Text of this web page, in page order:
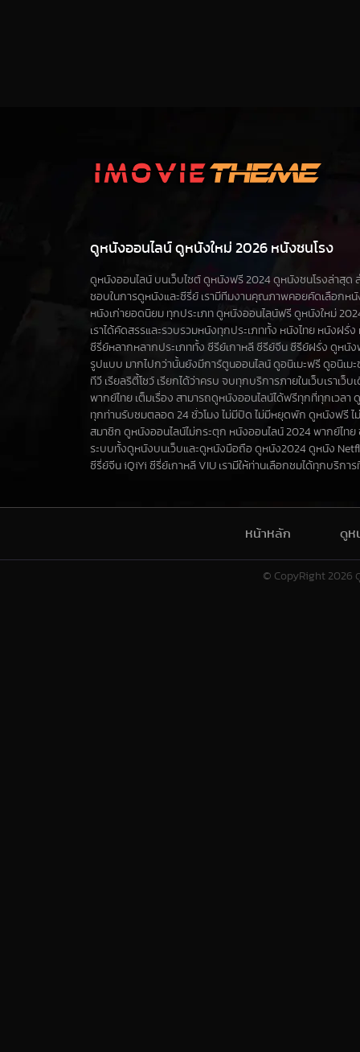
ดูหนังออนไลน์ ดูหนังใหม่ 2026 หนังชนโรง
ดูหนังออนไลน์ บนเว็บไซต์ ดูหนังฟรี 2024 ดูหนังชนโรงล่าสุด
ชอบในการดูหนังและซีรี่ย์ เรามีทีมงานคุณภาพคอยคัดเลือกหนั
หนังเก่ายอดนิยม ทุกประเภท ดูหนังออนไลน์ฟรี ดูหนังใหม่
เราได้คัดสรรและรวบรวมหนังทุกประเภททั้ง หนังไทย หนังฝรั่ง
ซีรี่ย์หลากหลากประเภททั้ง ซีรีย์เกาหลี ซีรีย์จีน ซีรีย์ฝรั่ง ดูหนั
รูปแบบ มากไปกว่านั้นยังมีการ์ตูนออนไลน์ ดูอนิเมะฟรี ดูอนิเมะ
ทีวี เรียลริตี้โชว์ เรียกได้ว่าครบ จบทุกบริการภายในเว็บเราเว็
พากย์ไทย เต็มเรื่อง สามารถดูหนังออนไลน์ได้ฟรีทุกที่ทุกเวลา
ทุกท่านรับชมตลอด 24 ชั่วโมง ไม่มีปิด ไม่มีหยุดพัก ดูหนังฟรี ไ
สมาชิก ดูหนังออนไลน์ไม่กระตุก หนังออนไลน์ 2024 พากย์ไทย
ระบบทั้งดูหนังบนเว็บและดูหนังมือถือ ดูหนัง2024 ดูหนัง
ซีรี่ย์จีน iQiYi ซีรี่ย์เกาหลี VIU เรามีให้ท่านเลือกชมได้ทุกบริกา
หน้าหลัก ดูห
© CopyRight 2026